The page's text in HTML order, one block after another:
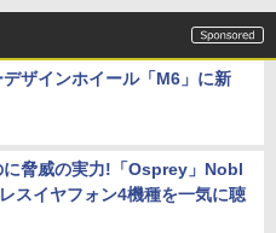
ザインホイール「M6」に新
に脅威の実力!「Osprey」Nobl
スイヤフォン4機種を一気に聴